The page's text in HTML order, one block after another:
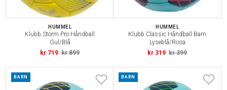
HUMMEL
Klubb Storm Pro Håndball
Gul/Blå
kr 719 kr 899
HUMMEL
Klubb Classic Håndball Barn
Lyseblå/Rosa
kr 319 kr 399
BARN BARN